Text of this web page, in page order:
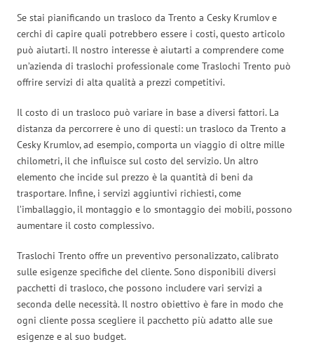
Se stai pianificando un trasloco da Trento a Cesky Krumlov e
cerchi di capire quali potrebbero essere i costi, questo articolo
può aiutarti. Il nostro interesse è aiutarti a comprendere come
un’azienda di traslochi professionale come Traslochi Trento può
offrire servizi di alta qualità a prezzi competitivi.
Il costo di un trasloco può variare in base a diversi fattori. La
distanza da percorrere è uno di questi: un trasloco da Trento a
Cesky Krumlov, ad esempio, comporta un viaggio di oltre mille
chilometri, il che influisce sul costo del servizio. Un altro
elemento che incide sul prezzo è la quantità di beni da
trasportare. Infine, i servizi aggiuntivi richiesti, come
l’imballaggio, il montaggio e lo smontaggio dei mobili, possono
aumentare il costo complessivo.
Traslochi Trento offre un preventivo personalizzato, calibrato
sulle esigenze specifiche del cliente. Sono disponibili diversi
pacchetti di trasloco, che possono includere vari servizi a
seconda delle necessità. Il nostro obiettivo è fare in modo che
ogni cliente possa scegliere il pacchetto più adatto alle sue
esigenze e al suo budget.